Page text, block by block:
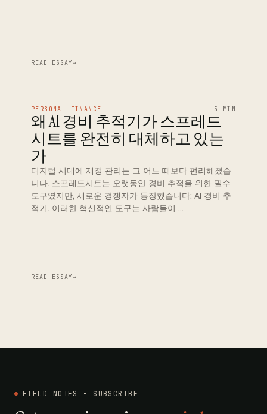
READ ESSAY→
PERSONAL FINANCE 5 MIN
왜 AI 경비 추적기가 스프레드
시트를 완전히 대체하고 있는
가
디지털 시대에 재정 관리는 그 어느 때보다 편리해졌습
니다. 스프레드시트는 오랫동안 경비 추적을 위한 필수
도구였지만, 새로운 경쟁자가 등장했습니다: AI 경비 추
적기. 이러한 혁신적인 도구는 사람들이 …
READ ESSAY→
FIELD NOTES - SUBSCRIBE